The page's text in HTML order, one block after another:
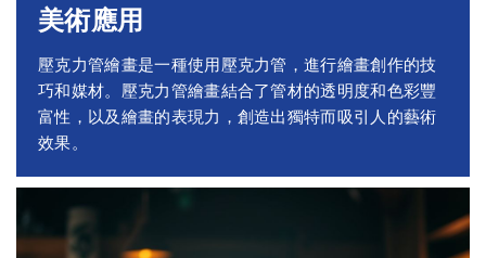
美術應用
壓克力管繪畫是一種使用壓克力管，進行繪畫創作的技
巧和媒材。壓克力管繪畫結合了管材的透明度和色彩豐
富性，以及繪畫的表現力，創造出獨特而吸引人的藝術
效果。